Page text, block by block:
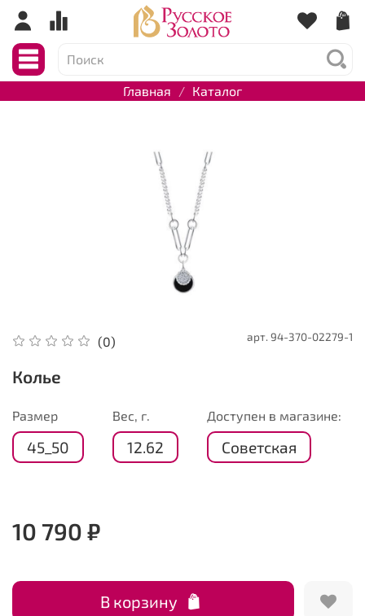
Главная Каталог
(0) арт. 94-370-02279-1
Колье
Размер
45_50
Вес, г.
12.62
Доступен в магазине:
Советская
10 790 ₽
В корзину